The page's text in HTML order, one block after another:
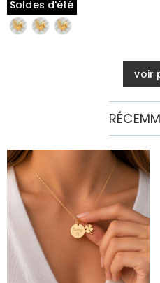
— c'est un souvenir que vous
maintenant et créez une pièce
Soldes d'été
voir